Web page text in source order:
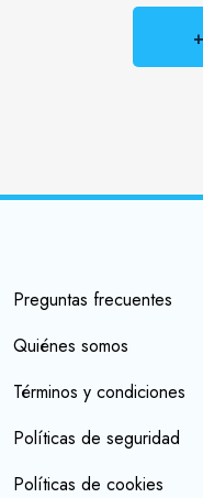
Preguntas frecuentes
Quiénes somos
Términos y condiciones
Políticas de seguridad
Políticas de cookies